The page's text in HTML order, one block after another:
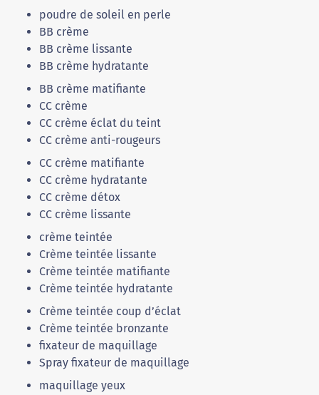
poudre de soleil en perle
BB crème
BB crème lissante
BB crème hydratante
BB crème matifiante
CC crème
CC crème éclat du teint
CC crème anti-rougeurs
CC crème matifiante
CC crème hydratante
CC crème détox
CC crème lissante
crème teintée
Crème teintée lissante
Crème teintée matifiante
Crème teintée hydratante
Crème teintée coup d’éclat
Crème teintée bronzante
fixateur de maquillage
Spray fixateur de maquillage
maquillage yeux